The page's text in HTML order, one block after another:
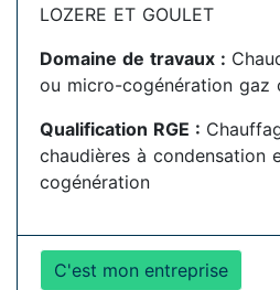
LOZERE ET GOULET
Domaine de travaux :
ou micro-cogénération gaz
Qualification RGE :
chaudières à condensation
cogénération
C'est mon entreprise